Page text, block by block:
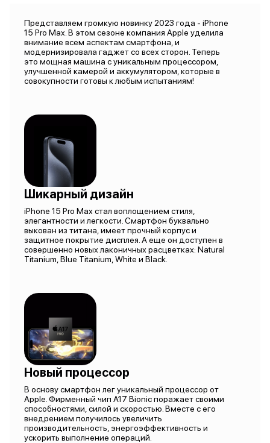
Представляем громкую новинку 2023 года - iPhone
15 Pro Max. В этом сезоне компания Apple уделила
внимание всем аспектам смартфона, и
модернизировала гаджет со всех сторон. Теперь
это мощная машина с уникальным процессором,
улучшенной камерой и аккумулятором, которые в
совокупности готовы к любым испытаниям!
Шикарный дизайн
iPhone 15 Pro Max стал воплощением стиля,
элегантности и легкости. Смартфон буквально
выкован из титана, имеет прочный корпус и
защитное покрытие дисплея. А еще он доступен в
совершенно новых лаконичных расцветках: Natural
Titanium, Blue Titanium, White и Black.
Новый процессор
В основу смартфон лег уникальный процессор от
Apple. Фирменный чип A17 Bionic поражает своими
способностями, силой и скоростью. Вместе с его
внедрением получилось увеличить
производительность, энергоэффективность и
ускорить выполнение операций.